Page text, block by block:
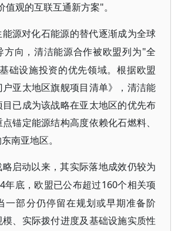
观的互联互通新方案"。
能源对化石能源的替代逐渐成为全球
方向，清洁能源合作被欧盟列为"全
础设施投资的优先领域。根据欧盟
亚太地区旗舰项目清单》，清洁能
已成为该战略在亚太地区的优先布
锚定能源结构高度依赖化石燃料、
南亚地区。
启动以来，其实际落地成效仍较为
年底，欧盟已公布超过160个相关项
一部分仍停留在规划或早期准备阶
、实际拨付进度及基础设施实质性